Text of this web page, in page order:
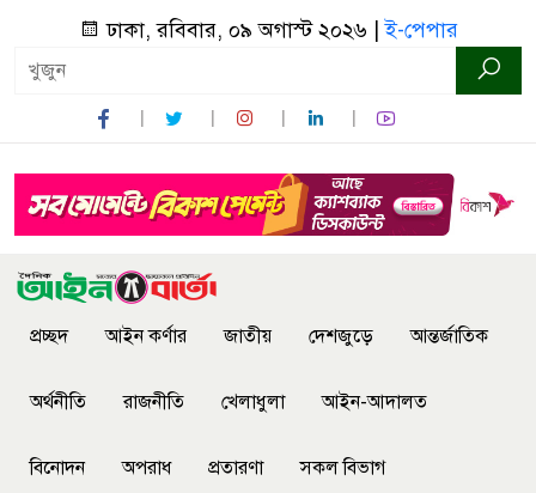
ঢাকা, রবিবার, ০৯ অগাস্ট ২০২৬ |ই-পেপার
প্রচ্ছদ আইন কর্ণার জাতীয় দেশজুড়ে আন্তর্জাতিক
অর্থনীতি রাজনীতি খেলাধুলা আইন-আদালত
বিনোদন অপরাধ প্রতারণা সকল বিভাগ